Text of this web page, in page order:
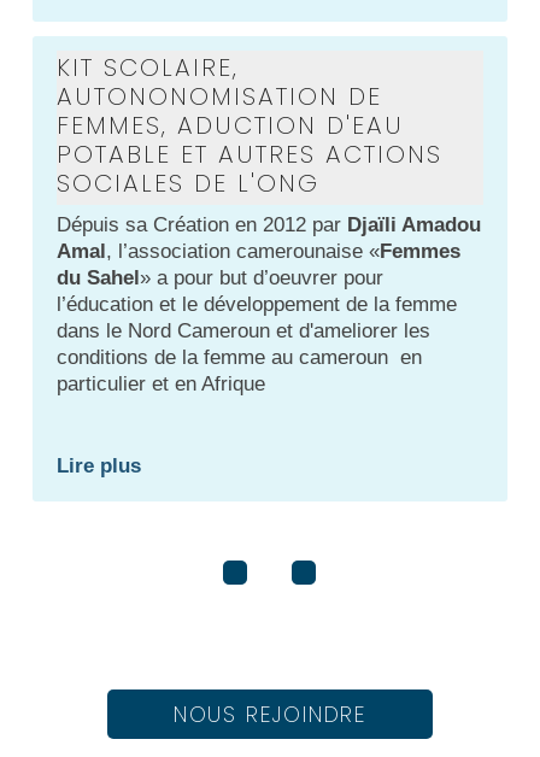
KIT SCOLAIRE,
AUTONONOMISATION DE
FEMMES, ADUCTION D'EAU
POTABLE ET AUTRES ACTIONS
SOCIALES DE L'ONG
Dépuis sa Création en 2012 par Djaïli Amadou
Amal, l’association camerounaise «Femmes
du Sahel» a pour but d’oeuvrer pour
l’éducation et le développement de la femme
dans le Nord Cameroun et d'ameliorer les
conditions de la femme au cameroun en
particulier et en Afrique
Lire plus
NOUS REJOINDRE